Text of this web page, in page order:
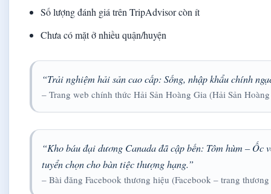
Số lượng đánh giá trên TripAdvisor còn ít
Chưa có mặt ở nhiều quận/huyện
“Trải nghiệm hải sản cao cấp: Sống, nhập khẩu chính
– Trang web chính thức Hải Sản Hoàng Gia (Hải Sản
“Kho báu đại dương Canada đã cập bến: Tôm hùm –
tuyển chọn cho bàn tiệc thượng hạng.”
– Bài đăng Facebook thương hiệu (Facebook – trang